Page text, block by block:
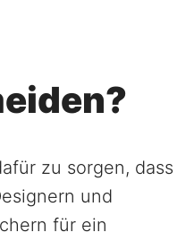
zu sorgen, dass
und
für ein